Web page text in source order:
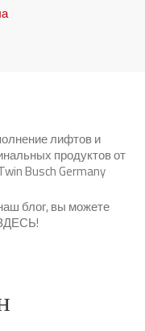
лифтов и
продуктов от
Busch Germany
блог, вы можете
!